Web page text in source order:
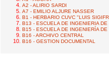
A2 - ALIRIO SARDI
A7 - EMILIO ALJURE NASSER
B1 - HERBARIO CUVC "LUIS
B13 - ESCUELA DE INGENIERIA
B15 - ESCUELA DE INGENIERÍA
B16 - ARCHIVO CENTRAL
B16 - GESTION DOCUMENTAL